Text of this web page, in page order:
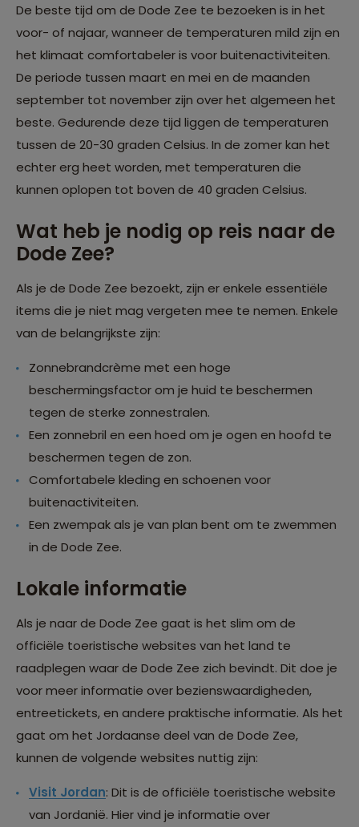
De beste tijd om de Dode Zee te bezoeken is in het
voor- of najaar, wanneer de temperaturen mild zijn en
het klimaat comfortabeler is voor buitenactiviteiten.
De periode tussen maart en mei en de maanden
september tot november zijn over het algemeen het
beste. Gedurende deze tijd liggen de temperaturen
tussen de 20-30 graden Celsius. In de zomer kan het
echter erg heet worden, met temperaturen die
kunnen oplopen tot boven de 40 graden Celsius.
Wat heb je nodig op reis naar de
Dode Zee?
Als je de Dode Zee bezoekt, zijn er enkele essentiële
items die je niet mag vergeten mee te nemen. Enkele
van de belangrijkste zijn:
Zonnebrandcrème met een hoge
beschermingsfactor om je huid te beschermen
tegen de sterke zonnestralen.
Een zonnebril en een hoed om je ogen en hoofd te
beschermen tegen de zon.
Comfortabele kleding en schoenen voor
buitenactiviteiten.
Een zwempak als je van plan bent om te zwemmen
in de Dode Zee.
Lokale informatie
Als je naar de Dode Zee gaat is het slim om de
officiële toeristische websites van het land te
raadplegen waar de Dode Zee zich bevindt. Dit doe je
voor meer informatie over bezienswaardigheden,
entreetickets, en andere praktische informatie. Als het
gaat om het Jordaanse deel van de Dode Zee,
kunnen de volgende websites nuttig zijn:
Visit Jordan: Dit is de officiële toeristische website
van Jordanië. Hier vind je informatie over